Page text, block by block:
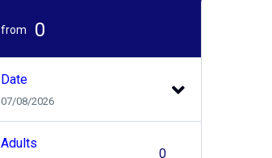
from 0
Date
07/08/2026
Adults